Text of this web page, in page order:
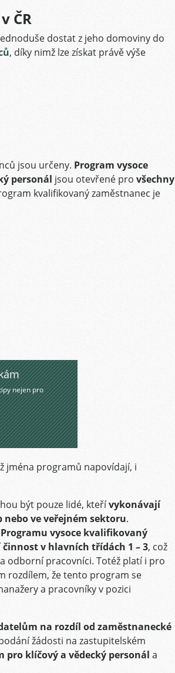
ČR
dostat z jeho domoviny do
, díky nimž lze získat právě výše
jsou určeny. Program vysoce
personál jsou otevřené pro všechny
kvalifikovaný zaměstnanec je
nejen pro
jména programů napovídají, i
být pouze lidé, kteřívykonávají
ve veřejném sektoru.
Programu vysoce kvalifikovaný
v hlavních třídách 1 – 3, což
odborní pracovníci. Totéž platí i pro
rozdílem, že tento program se
a pracovníky v pozici
na rozdíl od zaměstnanecké
žádosti na zastupitelském
pro klíčovýa vědecký personál a